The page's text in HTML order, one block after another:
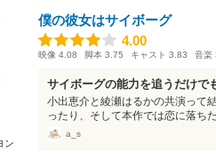
ン
僕の彼女はサイボーグ
4.00
4.00
映像 4.08 脚本 3.75 キャスト 3.83 音楽
サイボーグの能力を追うだけで
小出恵介と綾瀬はるかの共演って
ったり、そして本作では恋に落ち
a_s